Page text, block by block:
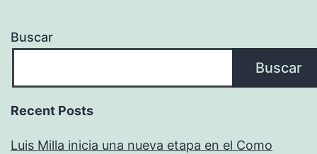
la
Buscar
Buscar
Recent Posts
Luis Milla inicia una nueva etapa en el Como